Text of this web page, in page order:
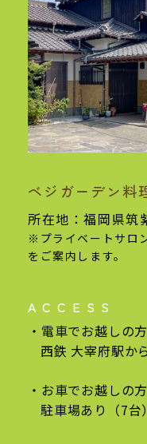
ベジガーデン料
所在地：福岡県筑
※プライベートサロ
をご案内します。
ACCESS
電車でお越しの方
西鉄 大宰府駅か
お車でお越しの方
駐車場あり（7台）